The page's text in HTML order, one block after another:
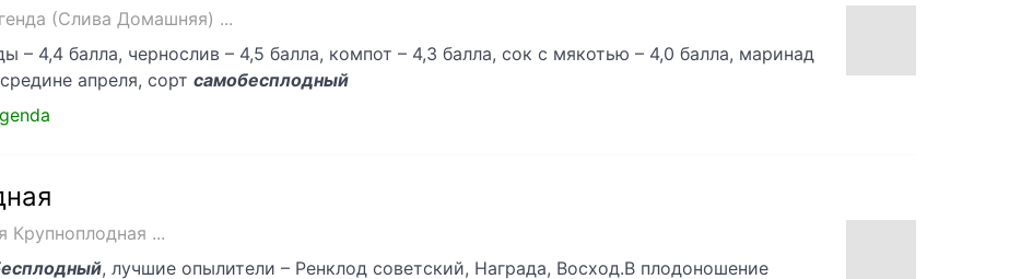
(Слива Домашняя) ...
– 4,4 балла, чернослив – 4,5 балла, компот – 4,3 балла, сок с мякотью – 4,0 балла, маринад
апреля, сорт самобесплодный
Крупноплодная ...
, лучшие опылители – Ренклод советский, Награда, Восход.В плодоношение